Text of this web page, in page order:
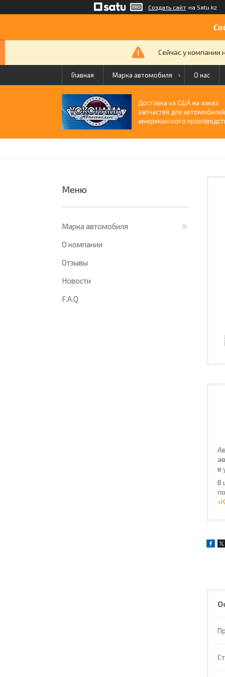
Создать сайт на Satu.kz
Сейчас у компании
Главная Марка автомобиля О нас
Доставка из США на заказ
запчастей для автомобилей
американского
в
В
Марка автомобиля
О компании
Отзывы
Новости
F.A.Q